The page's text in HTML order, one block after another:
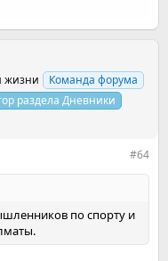
жизни
Команда форума
раздела Дневники
#64
по спорту и